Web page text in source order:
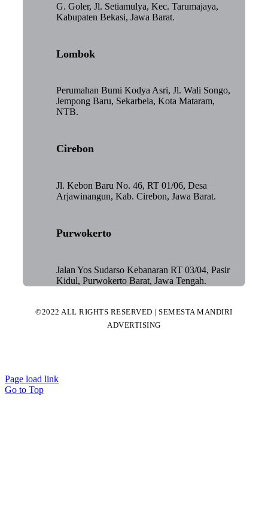
G. Goler, Jl. Setiamulya, Kec. Tarumajaya,
Kabupaten Bekasi, Jawa Barat.
Lombok
Perumahan Bumi Kodya Asri, Jl. Wali Songo,
Jempong Baru, Sekarbela, Kota Mataram,
NTB.
Cirebon
Jl. Kebon Baru No. 46, RT 01/06, Desa
Arjawinangun, Kab. Cirebon, Jawa Barat.
Purwokerto
Jalan Yos Sudarso Kebanaran RT 03/04, Pasir
Kidul, Purwokerto Barat, Jawa Tengah.
©2022 ALL RIGHTS RESERVED | SEMESTA MANDIRI
ADVERTISING
Page load link
Go to Top